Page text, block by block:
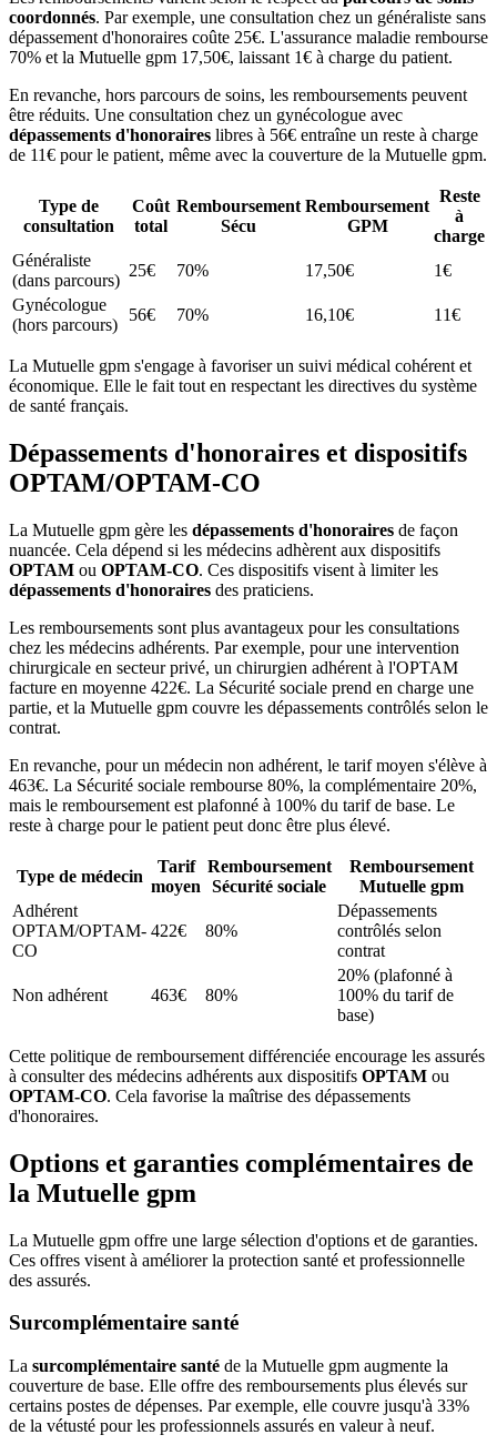
coordonnés. Par exemple, une consultation chez un généraliste sans
dépassement d'honoraires coûte 25€. L'assurance maladie rembourse
70% et la Mutuelle gpm 17,50€, laissant 1€ à charge du patient.
En revanche, hors parcours de soins, les remboursements peuvent
être réduits. Une consultation chez un gynécologue avec
dépassements d'honoraires libres à 56€ entraîne un reste à charge
de 11€ pour le patient, même avec la couverture de la Mutuelle gpm.
Type de
consultation
Coût
total
Remboursement
Sécu
Remboursement
GPM
Reste
à
charge
Généraliste
(dans parcours)
25€ 70% 17,50€
1€
Gynécologue
(hors parcours)
56€ 70% 16,10€ 11€
La Mutuelle gpm s'engage à favoriser un suivi médical cohérent et
économique. Elle le fait tout en respectant les directives du système
de santé français.
Dépassements d'honoraires et dispositifs
OPTAM/OPTAM-CO
La Mutuelle gpm gère les dépassements d'honoraires de façon
nuancée. Cela dépend si les médecins adhèrent aux dispositifs
OPTAM ou OPTAM-CO. Ces dispositifs visent à limiter les
dépassements d'honoraires des praticiens.
Les remboursements sont plus avantageux pour les consultations
chez les médecins adhérents. Par exemple, pour une intervention
chirurgicale en secteur privé, un chirurgien adhérent à l'OPTAM
facture en moyenne 422€. La Sécurité sociale prend en charge une
partie, et la Mutuelle gpm couvre les dépassements contrôlés selon le
contrat.
En revanche, pour un médecin non adhérent, le tarif moyen s'élève à
463€. La Sécurité sociale rembourse 80%, la complémentaire 20%,
mais le remboursement est plafonné à 100% du tarif de base. Le
reste à charge pour le patient peut donc être plus élevé.
Type de médecin
Tarif
moyen
Remboursement
Sécurité sociale
Remboursement
Mutuelle gpm
Adhérent
OPTAM/OPTAM-
CO
422€ 80%
Dépassements
contrôlés selon
contrat
Non adhérent 463€ 80%
20% (plafonné à
100% du tarif de
base)
Cette politique de remboursement différenciée encourage les assurés
à consulter des médecins adhérents aux dispositifs OPTAM ou
OPTAM-CO. Cela favorise la maîtrise des dépassements
d'honoraires.
Options et garanties complémentaires de
la Mutuelle gpm
La Mutuelle gpm offre une large sélection d'options et de garanties.
Ces offres visent à améliorer la protection santé et professionnelle
des assurés.
Surcomplémentaire santé
La surcomplémentaire santé de la Mutuelle gpm augmente la
couverture de base. Elle offre des remboursements plus élevés sur
certains postes de dépenses. Par exemple, elle couvre jusqu'à 33%
de la vétusté pour les professionnels assurés en valeur à neuf.